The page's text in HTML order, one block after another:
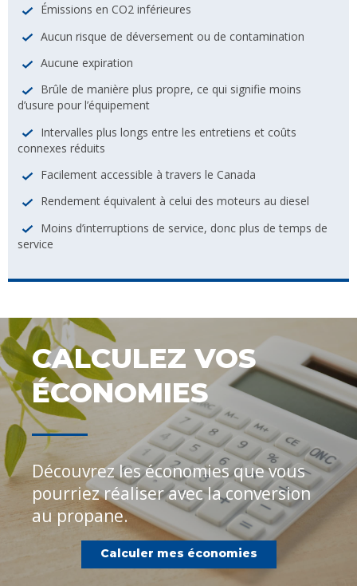
Émissions en CO2 inférieures
Aucun risque de déversement ou de contamination
Aucune expiration
Brûle de manière plus propre, ce qui signifie moins
d’usure pour l’équipement
Intervalles plus longs entre les entretiens et coûts
connexes réduits
Facilement accessible à travers le Canada
Rendement équivalent à celui des moteurs au diesel
Moins d’interruptions de service, donc plus de temps de
service
CALCULEZ VOS
ÉCONOMIES
Découvrez les économies que vous
pourriez réaliser avec la conversion
au propane.
Calculer mes économies